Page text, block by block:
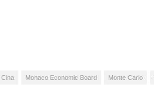
Cina Monaco Economic Board Monte Carlo